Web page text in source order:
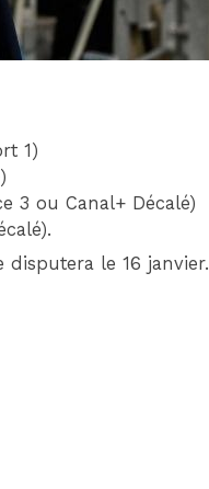
1)
3 ou Canal+ Décalé)
disputera le 16 janvier.